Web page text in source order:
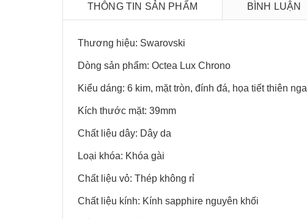
THÔNG TIN SẢN PHẨM BÌNH LUẬN
Thương hiệu: Swarovski
Dòng sản phẩm: Octea Lux Chrono
Kiểu dáng: 6 kim, mặt tròn, đính đá, họa tiết thiên nga
Kích thước mặt: 39mm
Chất liệu dây: Dây da
Loại khóa: Khóa gài
Chất liệu vỏ: Thép không rỉ
Chất liệu kính: Kính sapphire nguyên khối